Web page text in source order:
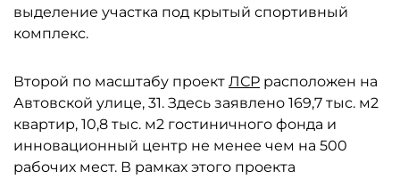
выделение участка под крытый спортивный
комплекс.
Второй по масштабу проект ЛСР расположен на
Автовской улице, 31. Здесь заявлено 169,7 тыс. м2
квартир, 10,8 тыс. м2 гостиничного фонда и
инновационный центр не менее чем на 500
рабочих мест. В рамках этого проекта